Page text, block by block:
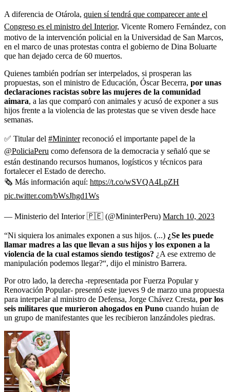
A diferencia de Otárola, quien sí tendrá que comparecer ante el
Congreso es el ministro del Interior, Vicente Romero Fernández, con
motivo de la intervención policial en la Universidad de San Marcos,
en el marco de unas protestas contra el gobierno de Dina Boluarte
que han dejado cerca de 60 muertos.
Quienes también podrían ser interpelados, si prosperan las
propuestas, son el ministro de Educación, Óscar Becerra, por unas
declaraciones racistas sobre las mujeres de la comunidad
aimara, a las que comparó con animales y acusó de exponer a sus
hijos frente a la violencia de las protestas que se viven desde hace
semanas.
✅ Titular del #Mininterreconoció el importante papel de la
@PoliciaPeru como defensora de la democracia y señaló que se
están destinando recursos humanos, logísticos y técnicos para
fortalecer el Estado de derecho.
🗞 Más información aquí: https://t.co/wSVQA4LpZH
pic.twitter.com/bWsJhgd1Ws
— Ministerio del Interior 🇵🇪 (@MininterPeru) March 10, 2023
“Ni siquiera los animales exponen a sus hijos. (...) ¿Se les puede
llamar madres a las que llevan a sus hijos y los exponen a la
violencia de la cual estamos siendo testigos? ¿A ese extremo de
manipulación podemos llegar?“, dijo el ministro Barrera.
Por otro lado, la derecha -representada por Fuerza Popular y
Renovación Popular- presentó este jueves 9 de marzo una propuesta
para interpelar al ministro de Defensa, Jorge Chávez Cresta, por los
seis militares que murieron ahogados en Puno cuando huían de
un grupo de manifestantes que les recibieron lanzándoles piedras.